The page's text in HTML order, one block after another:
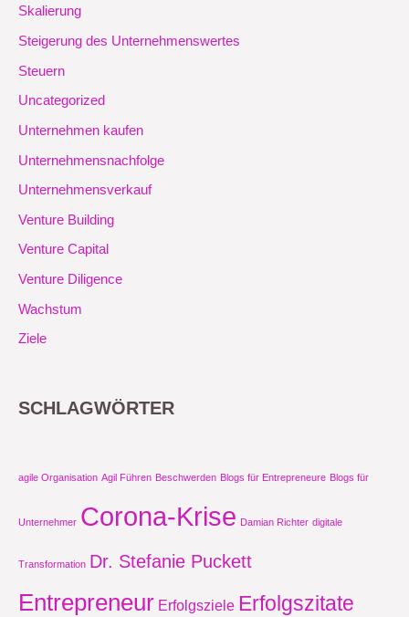
Skalierung
Steigerung des Unternehmenswertes
Steuern
Uncategorized
Unternehmen kaufen
Unternehmensnachfolge
Unternehmensverkauf
Venture Building
Venture Capital
Venture Diligence
Wachstum
Ziele
SCHLAGWÖRTER
agile Organisation Agil Führen Beschwerden Blogs für Entrepreneure Blogs für
Unternehmer Corona-Krise Damian Richter digitale
Transformation Dr. Stefanie Puckett
Entrepreneur Erfolgsziele Erfolgszitate